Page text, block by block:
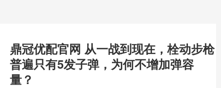
鼎冠优配官网 从一战到现在，栓动步枪
普遍只有5发子弹，为何不增加弹容
量？